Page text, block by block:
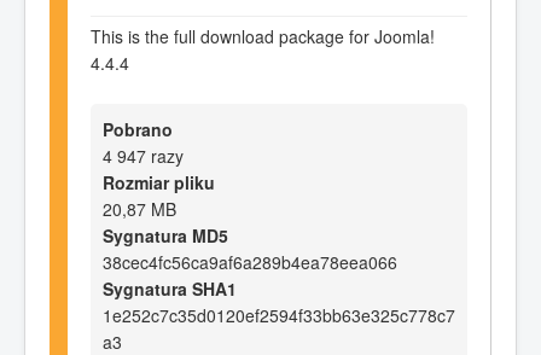
This is the full download package for Joomla!
4.4.4
Pobrano
4 947 razy
Rozmiar pliku
20,87 MB
Sygnatura MD5
38cec4fc56ca9af6a289b4ea78eea066
Sygnatura SHA1
1e252c7c35d0120ef2594f33bb63e325c778c7
a3